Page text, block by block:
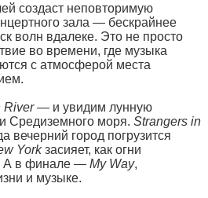
создаст неповторимую
зала — бескрайнее
волн вдалеке. Это не просто
во времени, где музыка
с атмосферой места
River— и увидим лунную
Средиземного моря. Strangers in
вечерний город погрузится
Yorkзасияет, как огни
А в финале — My Way,
и музыке.